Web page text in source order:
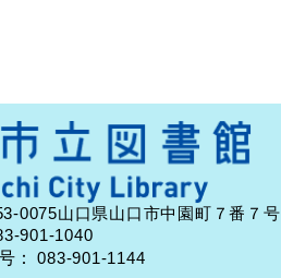
0075山口県山口市中園町７番７号
901-1040
：083-901-1144